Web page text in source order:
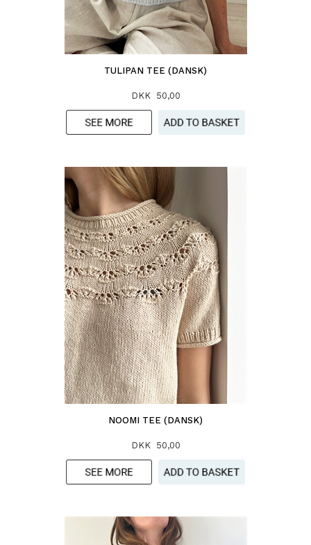
TULIPAN TEE (DANSK)
DKK 50,00
NOOMI TEE (DANSK)
DKK 50,00